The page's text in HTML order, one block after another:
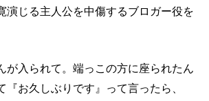
演じる主人公を中傷するブロガー役を
が入られて。端っこの方に座られたん
『お久しぶりです』って言ったら、